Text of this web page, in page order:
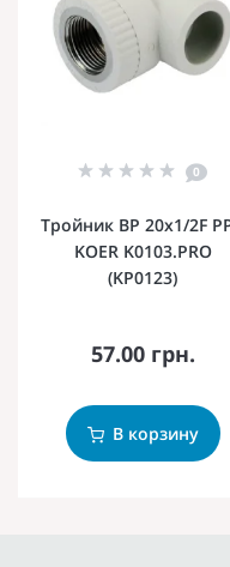
0
Тройник ВР 20x1/2F
KOER K0103.PRO
(KP0123)
57.00 грн.
В корзину